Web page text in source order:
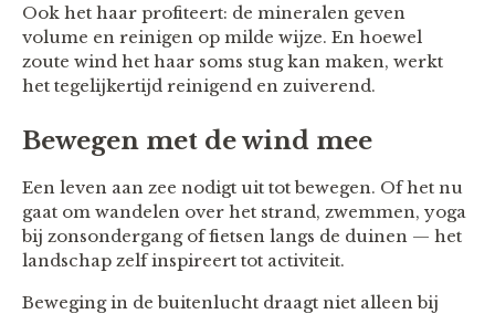
Ook het haar profiteert: de mineralen geven
volume en reinigen op milde wijze. En hoewel
zoute wind het haar soms stug kan maken, werkt
het tegelijkertijd reinigend en zuiverend.
Bewegen met de wind mee
Een leven aan zee nodigt uit tot bewegen. Of het nu
gaat om wandelen over het strand, zwemmen, yoga
bij zonsondergang of fietsen langs de duinen — het
landschap zelf inspireert tot activiteit.
Beweging in de buitenlucht draagt niet alleen bij